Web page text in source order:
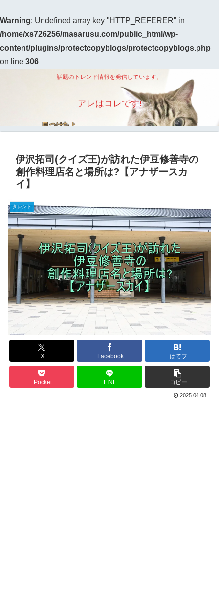
Warning: Undefined array key "HTTP_REFERER" in
/home/xs726256/masarusu.com/public_html/wp-
content/plugins/protectcopyblogs/protectcopyblogs.php
on line 306
話題のトレンド情報を発信しています。
アレはコレです!
伊沢拓司(クイズ王)が訪れた伊豆修善寺の
創作料理店名と場所は?【アナザースカ
イ】
タレント
X Facebook はてブ
Pocket LINE コピー
2025.04.08